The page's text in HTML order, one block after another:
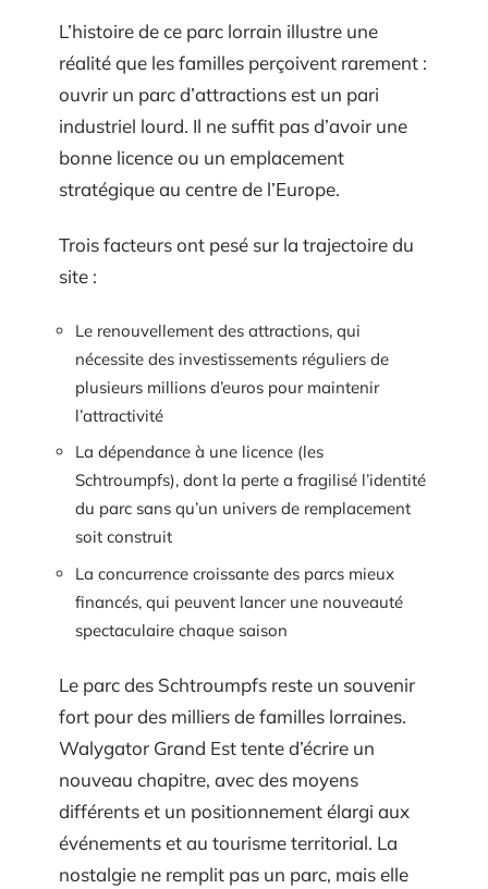
L’histoire de ce parc lorrain illustre une
réalité que les familles perçoivent rarement :
ouvrir un parc d’attractions est un pari
industriel lourd. Il ne suffit pas d’avoir une
bonne licence ou un emplacement
stratégique au centre de l’Europe.
Trois facteurs ont pesé sur la trajectoire du
site :
Le renouvellement des attractions, qui
nécessite des investissements réguliers de
plusieurs millions d’euros pour maintenir
l’attractivité
La dépendance à une licence (les
Schtroumpfs), dont la perte a fragilisé l’identité
du parc sans qu’un univers de remplacement
soit construit
La concurrence croissante des parcs mieux
financés, qui peuvent lancer une nouveauté
spectaculaire chaque saison
Le parc des Schtroumpfs reste un souvenir
fort pour des milliers de familles lorraines.
Walygator Grand Est tente d’écrire un
nouveau chapitre, avec des moyens
différents et un positionnement élargi aux
événements et au tourisme territorial. La
nostalgie ne remplit pas un parc, mais elle